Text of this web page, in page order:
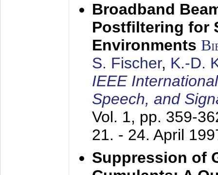
Broadband
Postfiltering for
Environments
S. Fischer, K.-D.
IEEE
Speech, and
Vol. 1, pp. 359-
21. - 24. April
Suppression of